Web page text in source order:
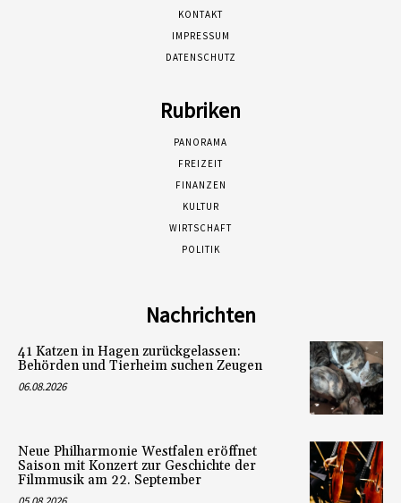
KONTAKT
IMPRESSUM
DATENSCHUTZ
Rubriken
PANORAMA
FREIZEIT
FINANZEN
KULTUR
WIRTSCHAFT
POLITIK
Nachrichten
41 Katzen in Hagen zurückgelassen:
Behörden und Tierheim suchen Zeugen
06.08.2026
Neue Philharmonie Westfalen eröffnet
Saison mit Konzert zur Geschichte der
Filmmusik am 22. September